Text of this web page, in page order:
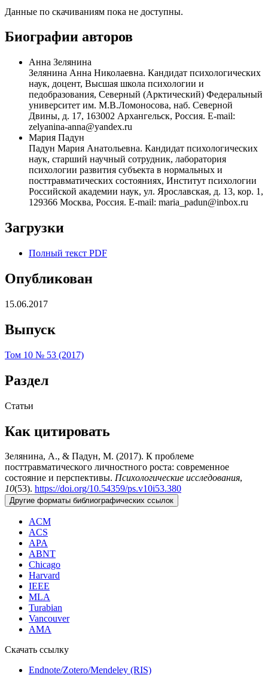
Данные по скачиваниям пока не доступны.
Биографии авторов
Анна Зелянина
Зелянина Анна Николаевна. Кандидат психологических
наук, доцент, Высшая школа психологии и
педобразования, Северный (Арктический) Федеральный
университет им. М.В.Ломоносова, наб. Северной
Двины, д. 17, 163002 Архангельск, Россия. E-mail:
zelyanina-anna@yandex.ru
Мария Падун
Падун Мария Анатольевна. Кандидат психологических
наук, старший научный сотрудник, лаборатория
психологии развития субъекта в нормальных и
посттравматических состояниях, Институт психологии
Российской академии наук, ул. Ярославская, д. 13, кор. 1,
129366 Москва, Россия. E-mail: maria_padun@inbox.ru
Загрузки
Полный текст PDF
Опубликован
15.06.2017
Выпуск
Том 10 № 53 (2017)
Раздел
Статьи
Как цитировать
Зелянина, А., & Падун, М. (2017). К проблеме
посттравматического личностного роста: современное
состояние и перспективы. Психологические исследования,
10(53). https://doi.org/10.54359/ps.v10i53.380
Другие форматы библиографических ссылок
ACM
ACS
APA
ABNT
Chicago
Harvard
IEEE
MLA
Turabian
Vancouver
AMA
Скачать ссылку
Endnote/Zotero/Mendeley (RIS)